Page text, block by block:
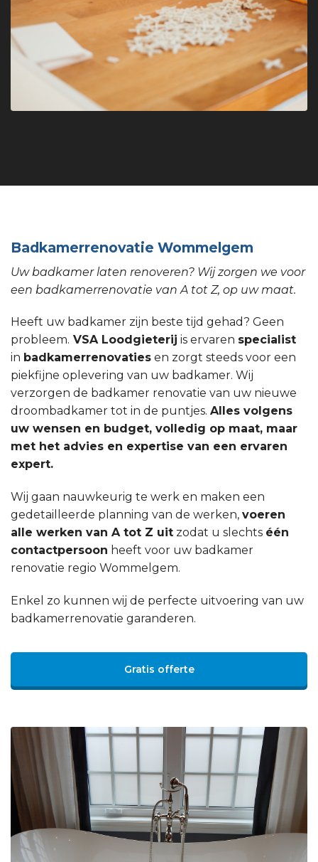
Badkamerrenovatie Wommelgem
Uw badkamer laten renoveren? Wij zorgen we voor
een badkamerrenovatie van A tot Z, op uw maat.
Heeft uw badkamer zijn beste tijd gehad? Geen
probleem. VSA Loodgieterij is ervaren specialist
in badkamerrenovaties en zorgt steeds voor een
piekfijne oplevering van uw badkamer. Wij
verzorgen de badkamer renovatie van uw nieuwe
droombadkamer tot in de puntjes. Alles volgens
uw wensen en budget, volledig op maat, maar
met het advies en expertise van een ervaren
expert.
Wij gaan nauwkeurig te werk en maken een
gedetailleerde planning van de werken, voeren
alle werken van A tot Z uit zodat u slechts één
contactpersoon heeft voor uw badkamer
renovatie regio Wommelgem.
Enkel zo kunnen wij de perfecte uitvoering van uw
badkamerrenovatie garanderen.
Gratis offerte